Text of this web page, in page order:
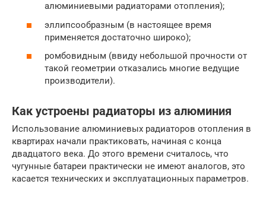
алюминиевыми радиаторами отопления);
эллипсообразным (в настоящее время
применяется достаточно широко);
ромбовидным (ввиду небольшой прочности от
такой геометрии отказались многие ведущие
производители).
Как устроены радиаторы из алюминия
Использование алюминиевых радиаторов отопления в
квартирах начали практиковать, начиная с конца
двадцатого века. До этого времени считалось, что
чугунные батареи практически не имеют аналогов, это
касается технических и эксплуатационных параметров.